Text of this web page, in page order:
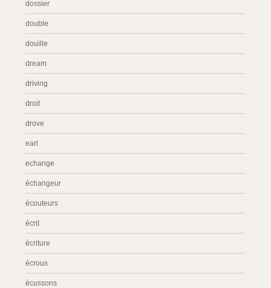
dossier
double
douille
dream
driving
droit
drove
earl
echange
échangeur
écouteurs
écrit
écriture
écrous
écussons